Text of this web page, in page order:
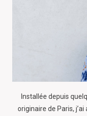
Installée depuis
originaire de Paris,